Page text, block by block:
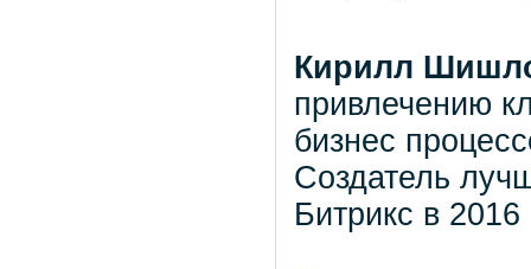
Кирилл
привлечению
бизнес
Создатель
Битрикс в 2016